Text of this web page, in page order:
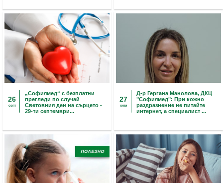
26
септ
„Софиямед“ с безплатни
прегледи по случай
Световния ден на сърцето -
29-ти септември...
27
юли
Д-р Гергана Манолова, ДКЦ
"Софиямед": При кожно
раздразнение не питайте
интернет, а специалист ...